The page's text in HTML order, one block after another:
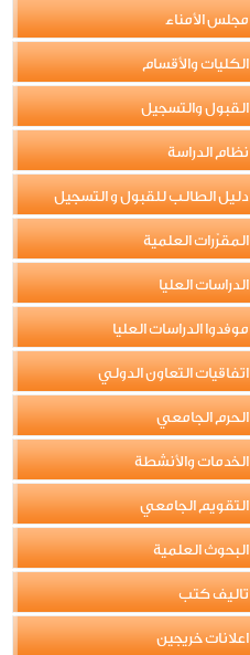
مجلس الأمناء
الكليات والأقسام
القبول والتسجيل
نظام الدراسة
دليل الطالب للقبول و التسجيل
المقرّرات العلمية
الدراسات العليا
موفدوا الدراسات العليا
اتفاقيات التعاون الدولي
الحرم الجامعي
الخدمات والأنشطة
التقويم الجامعي
البحوث العلمية
تاليف كتب
اعلانات خريجين